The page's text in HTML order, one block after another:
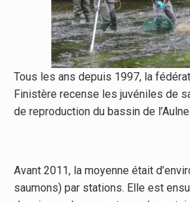
Tous les ans depuis 1997, la
Finistère recense les juvéniles de
de reproduction du bassin de l’Aulne.
Avant 2011, la moyenne était
saumons) par stations. Elle est